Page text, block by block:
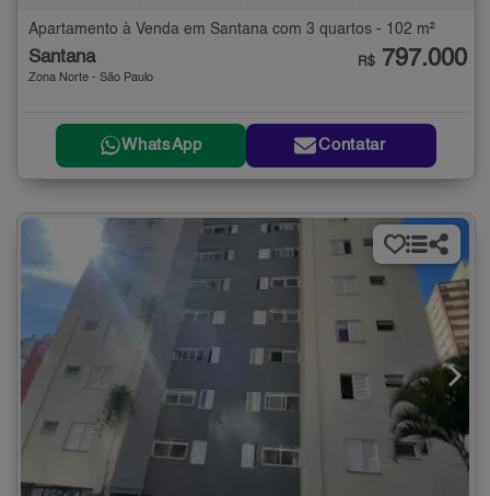
Apartamento à Venda em Santana com 3 quartos - 102 m²
Santana
Zona Norte - São Paulo
R$ 797.000
WhatsApp Contatar